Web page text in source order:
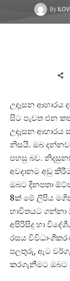
By
උදෑසන ආහාරය
සිට පැවත එන
උදෑසන ආහාරය
නිසයි. ඔබ
පහසු බව.
අවදානම අඩු
ඔබට දිනපතා
8ක් මේ ලිපිය
භාවිතයට ගන්නා
අපිරිසිදු හා
රසය
පලතුරු, ඇට
කරගැනීමට ඔබට